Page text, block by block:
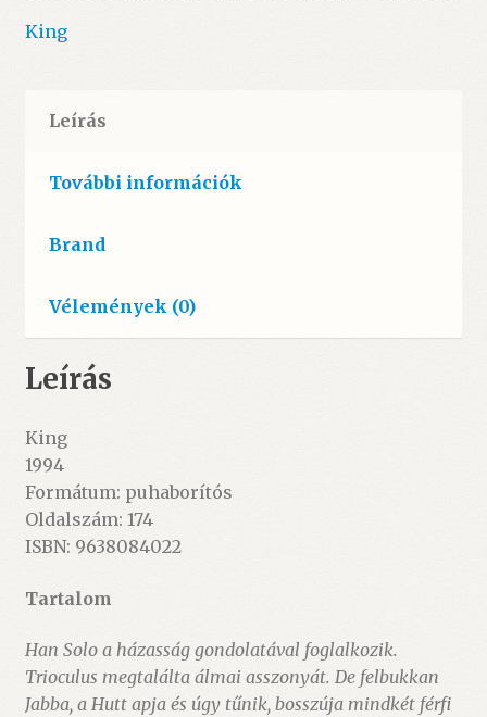
King
Leírás
További információk
Brand
Vélemények (0)
Leírás
King
1994
Formátum: puhaborítós
Oldalszám: 174
ISBN: 9638084022
Tartalom
Han Solo a házasság gondolatával foglalkozik.
Trioculus megtalálta álmai asszonyát. De felbukkan
Jabba, a Hutt apja és úgy tűnik, bosszúja mindkét férfi